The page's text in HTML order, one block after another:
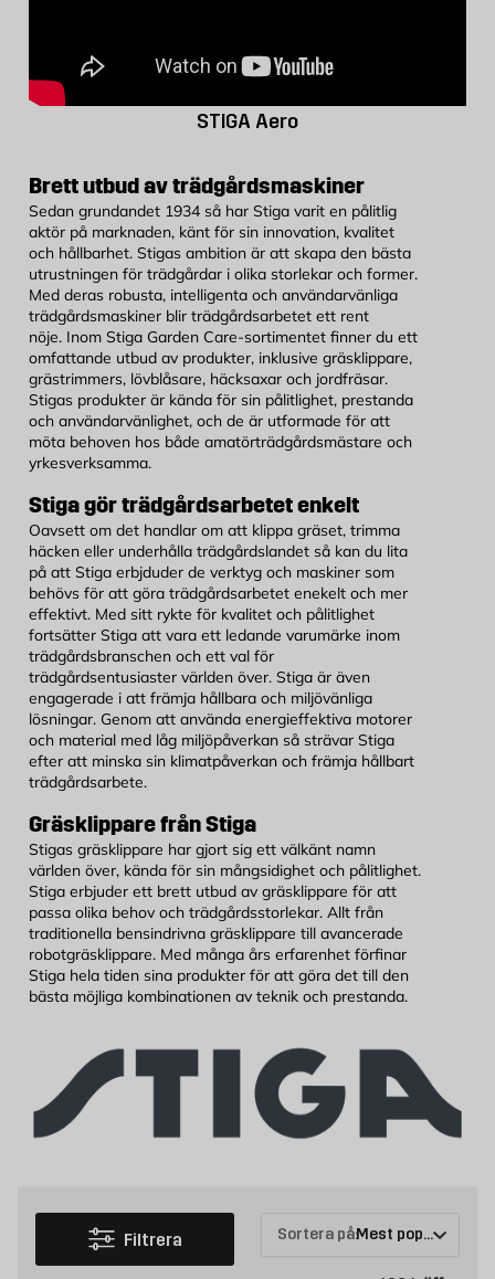
STIGA Aero
Brett utbud av trädgårdsmaskiner
Sedan grundandet 1934 så har Stiga varit en pålitlig
aktör på marknaden, känt för sin innovation, kvalitet
och hållbarhet. Stigas ambition är att skapa den bästa
utrustningen för trädgårdar i olika storlekar och former.
Med deras robusta, intelligenta och användarvänliga
trädgårdsmaskiner blir trädgårdsarbetet ett rent
nöje. Inom Stiga Garden Care-sortimentet finner du ett
omfattande utbud av produkter, inklusive gräsklippare,
grästrimmers, lövblåsare, häcksaxar och jordfräsar.
Stigas produkter är kända för sin pålitlighet, prestanda
och användarvänlighet, och de är utformade för att
möta behoven hos både amatörträdgårdsmästare och
yrkesverksamma.
Stiga gör trädgårdsarbetet enkelt
Oavsett om det handlar om att klippa gräset, trimma
häcken eller underhålla trädgårdslandet så kan du lita
på att Stiga erbjduder de verktyg och maskiner som
behövs för att göra trädgårdsarbetet enekelt och mer
effektivt. Med sitt rykte för kvalitet och pålitlighet
fortsätter Stiga att vara ett ledande varumärke inom
trädgårdsbranschen och ett val för
trädgårdsentusiaster världen över. Stiga är även
engagerade i att främja hållbara och miljövänliga
lösningar. Genom att använda energieffektiva motorer
och material med låg miljöpåverkan så strävar Stiga
efter att minska sin klimatpåverkan och främja hållbart
trädgårdsarbete.
Gräsklippare från Stiga
Stigas gräsklippare har gjort sig ett välkänt namn
världen över, kända för sin mångsidighet och pålitlighet.
Stiga erbjuder ett brett utbud av gräsklippare för att
passa olika behov och trädgårdsstorlekar. Allt från
traditionella bensindrivna gräsklippare till avancerade
robotgräsklippare. Med många års erfarenhet förfinar
Stiga hela tiden sina produkter för att göra det till den
bästa möjliga kombinationen av teknik och prestanda.
Filtrera Sortera på: